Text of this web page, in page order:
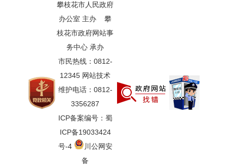
攀枝花市人民政府
办公室 主办 攀
枝花市政府网站事
务中心 承办
市民热线：0812-
12345 网站技术
维护电话：0812-
3356287
ICP备案编号：蜀
ICP备19033424
号-4
川公网安
备